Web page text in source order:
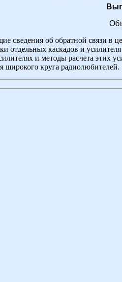
сведения об обратной связи в
отдельных каскадов и
и методы расчета этих
широкого круга радиолюбителей.